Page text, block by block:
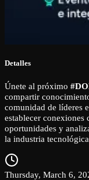
Detalles
Únete al próximo
compartir
comunidad de líderes
establecer conexiones
oportunidades y
la industria
Thursday, March 6,